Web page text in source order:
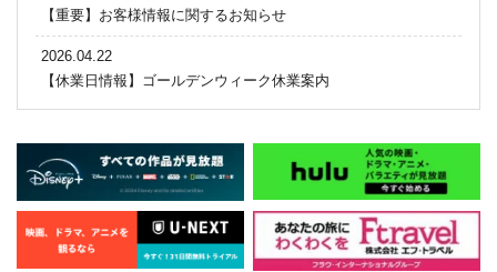
【重要】お客様情報に関するお知らせ
2026.04.22
【休業日情報】ゴールデンウィーク休業案内